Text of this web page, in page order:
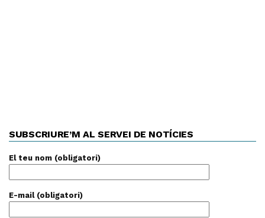
SUBSCRIURE’M AL SERVEI DE NOTÍCIES
El teu nom (obligatori)
E-mail (obligatori)